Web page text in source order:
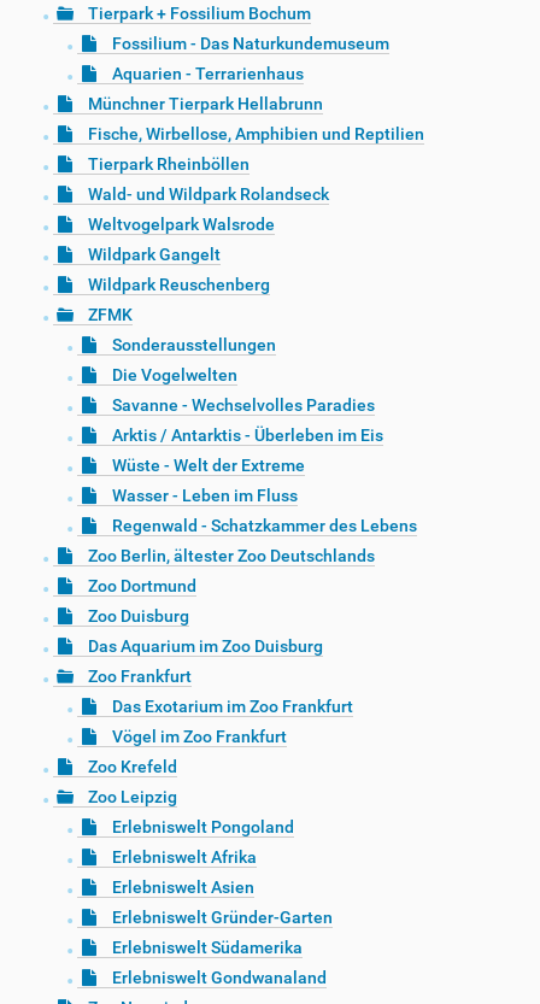
Tierpark + Fossilium Bochum
Fossilium - Das Naturkundemuseum
Aquarien - Terrarienhaus
Münchner Tierpark Hellabrunn
Fische, Wirbellose, Amphibien und Reptilien
Tierpark Rheinböllen
Wald- und Wildpark Rolandseck
Weltvogelpark Walsrode
Wildpark Gangelt
Wildpark Reuschenberg
ZFMK
Sonderausstellungen
Die Vogelwelten
Savanne - Wechselvolles Paradies
Arktis / Antarktis - Überleben im Eis
Wüste - Welt der Extreme
Wasser - Leben im Fluss
Regenwald - Schatzkammer des Lebens
Zoo Berlin, ältester Zoo Deutschlands
Zoo Dortmund
Zoo Duisburg
Das Aquarium im Zoo Duisburg
Zoo Frankfurt
Das Exotarium im Zoo Frankfurt
Vögel im Zoo Frankfurt
Zoo Krefeld
Zoo Leipzig
Erlebniswelt Pongoland
Erlebniswelt Afrika
Erlebniswelt Asien
Erlebniswelt Gründer-Garten
Erlebniswelt Südamerika
Erlebniswelt Gondwanaland